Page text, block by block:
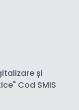
și
Cod SMIS